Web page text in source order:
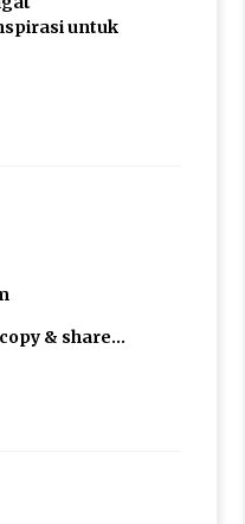
untuk
& share…